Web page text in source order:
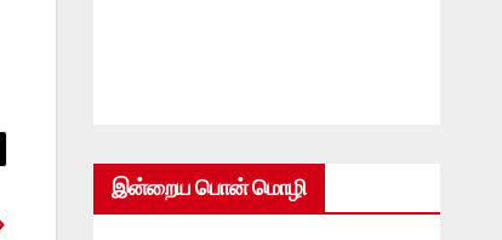
இன்றைய பொன் மொழி